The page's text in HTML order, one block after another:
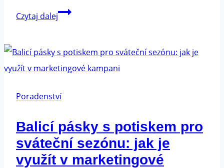
Czytaj dalejJak
řízení
svého
a
optimalizaci
času?
Poradenství
Balicí pásky s potiskem pro
sváteční sezónu: jak je
využít v marketingové